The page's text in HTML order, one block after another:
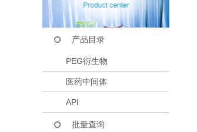
产品目录
PEG衍生物
医药中间体
API
批量查询